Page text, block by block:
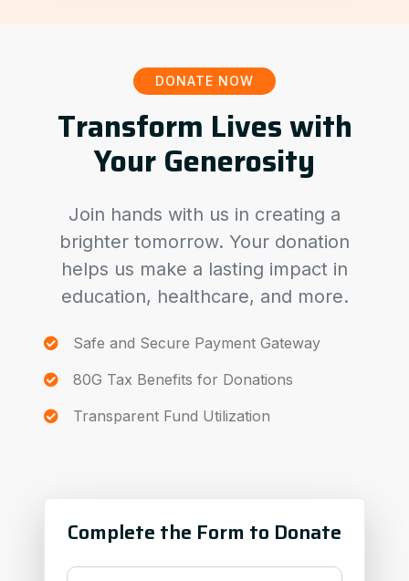
DONATE NOW
Transform Lives with
Your Generosity
Join hands with us in creating a
brighter tomorrow. Your donation
helps us make a lasting impact in
education, healthcare, and more.
Safe and Secure Payment Gateway
80G Tax Benefits for Donations
Transparent Fund Utilization
Complete the Form to Donate